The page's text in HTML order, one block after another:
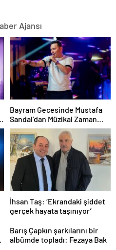
Ajansı
Bayram Gecesinde Mustafa
Sandal’dan Müzikal Zaman
Yolculuğu
İhsan Taş: ‘Ekrandaki şiddet
gerçek hayata taşınıyor’
Barış Çapkın şarkılarını bir
albümde topladı: Fezaya Bak